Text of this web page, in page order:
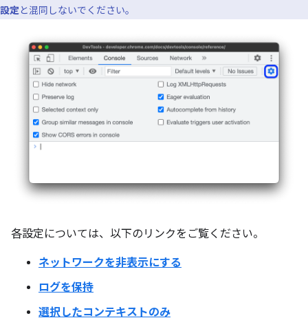
設定と混同しないでください。
各設定については、以下のリンクをご覧ください。
ネットワークを非表示にする
ログを保持
選択したコンテキストのみ